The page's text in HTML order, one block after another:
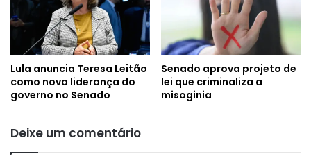
Lula anuncia Teresa Leitão
como nova liderança do
governo no Senado
Senado aprova projeto de
lei que criminaliza a
misoginia
Deixe um comentário